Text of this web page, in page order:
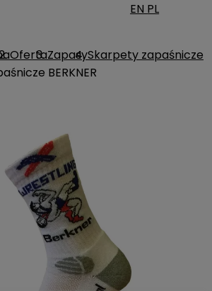
EN PL
OfertaZapasySkarpety zapaśnicze
BERKNER